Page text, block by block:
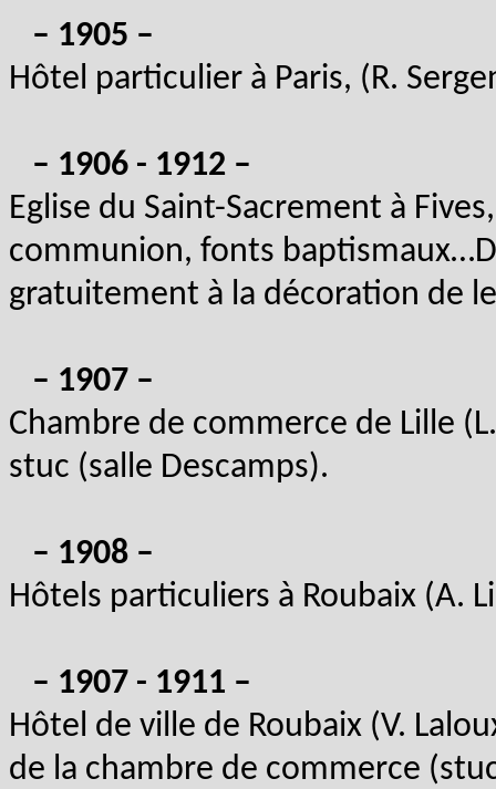
– 1905 –
Hôtel particulier à Paris, (R.
– 1906 - 1912 –
Eglise du Saint-Sacrement à
communion, fonts
gratuitement à la décoration de
– 1907 –
Chambre de commerce de Lille
stuc (salle Descamps).
– 1908 –
Hôtels particuliers à Roubaix (A.
– 1907 - 1911 –
Hôtel de ville de Roubaix (V.
de la chambre de commerce